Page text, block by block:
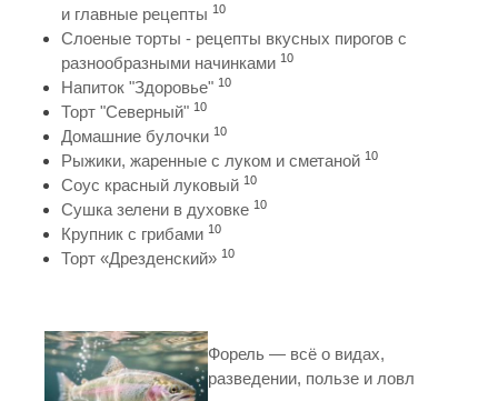
и главные рецепты 10
Слоеные торты - рецепты вкусных пирогов с
разнообразными начинками 10
Напиток "Здоровье" 10
Торт "Северный" 10
Домашние булочки 10
Рыжики, жаренные с луком и сметаной 10
Соус красный луковый 10
Сушка зелени в духовке 10
Крупник с грибами 10
Торт «Дрезденский» 10
Форель — всё о видах,
разведении, пользе и ловл